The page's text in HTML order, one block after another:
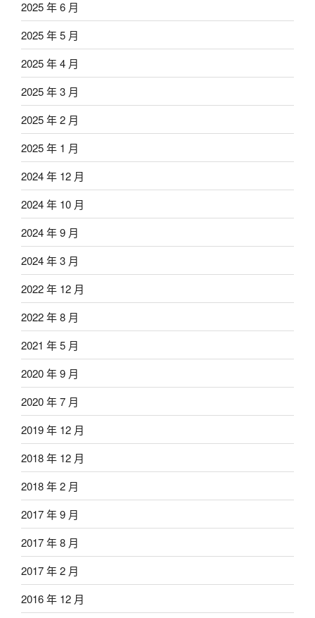
2025 年 6 月
2025 年 5 月
2025 年 4 月
2025 年 3 月
2025 年 2 月
2025 年 1 月
2024 年 12 月
2024 年 10 月
2024 年 9 月
2024 年 3 月
2022 年 12 月
2022 年 8 月
2021 年 5 月
2020 年 9 月
2020 年 7 月
2019 年 12 月
2018 年 12 月
2018 年 2 月
2017 年 9 月
2017 年 8 月
2017 年 2 月
2016 年 12 月